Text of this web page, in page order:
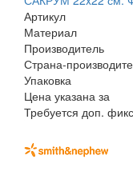
Артикул
Материал
Производитель
Страна-
Упаковка
Цена указана за
Требуется доп.